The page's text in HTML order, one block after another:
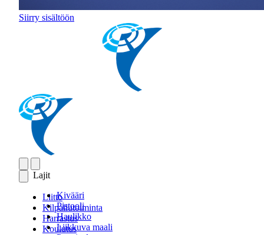
Siirry sisältöön
Lajit
Kivääri
Pistooli
Haulikko
Liikkuva maali
Liitto
Kilpailutoiminta
Harrastus
Koulutus